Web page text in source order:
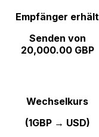
Empfänger erhält
Senden von
20,000.00 GBP
Wechselkurs
(1GBP → USD)